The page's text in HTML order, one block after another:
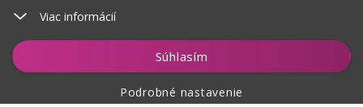
Viac informácií
Súhlasím
Podrobné nastavenie
Vložiť do košíka